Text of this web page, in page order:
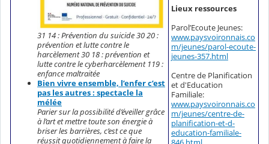
Lieux ressources
Parol’Ecoute Jeunes:
www.paysvoironnais.co
m/jeunes/parol-ecoute-
jeunes-357.html
Centre de Planification
et d'Education
Familiale:
www.paysvoironnais.co
m/jeunes/centre-de-
planification-et-d-
education-familiale-
31 14 : Prévention du suicide 30 20 :
prévention et lutte contre le
harcèlement 30 18 : prévention et
lutte contre le cyberharcèlement 119 :
enfance maltraitée
Bien vivre ensemble, l’enfer c’est
pas les autres : spectacle la
mélée
Parier sur la possibilité d’éveiller grâce
à l’art et mettre toute son énergie à
briser les barrières, c’est ce que
réussit quotidiennement à faire la